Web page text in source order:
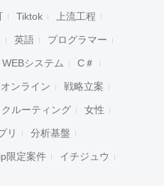
Tiktok 上流工程
英語 プログラマー
WEBシステム C＃
オンライン 戦略立案
クルーティング 女性
リ 分析基盤
限定案件 イチジュウ